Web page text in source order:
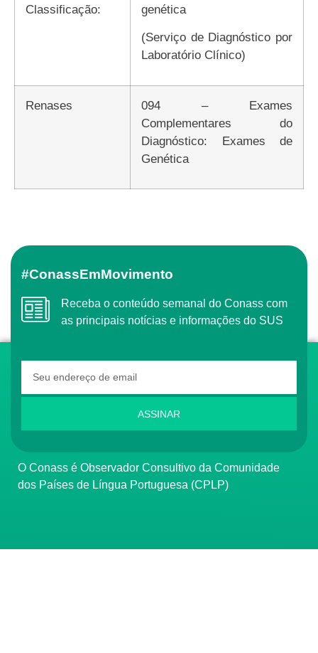
Classificação:
genética
(Serviço de Diagnóstico por
Laboratório Clínico)
Renases
094 – Exames
Complementares do
Diagnóstico: Exames de
Genética
#ConassEmMovimento
Receba o conteúdo semanal do Conass com
as principais notícias e informações do SUS
ASSINAR
O Conass é Observador Consultivo da Comunidade
dos Países de Língua Portuguesa (CPLP)